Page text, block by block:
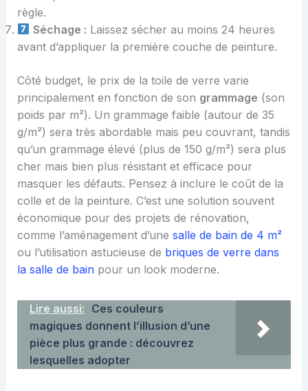
règle.
Séchage : Laissez sécher au moins 24 heures
avant d’appliquer la première couche de peinture.
Côté budget, le prix de la toile de verre varie
principalement en fonction de son grammage (son
poids par m²). Un grammage faible (autour de 35
g/m²) sera très abordable mais peu couvrant, tandis
qu’un grammage élevé (plus de 150 g/m²) sera plus
cher mais bien plus résistant et efficace pour
masquer les défauts. Pensez à inclure le coût de la
colle et de la peinture. C’est une solution souvent
économique pour des projets de rénovation,
comme l’aménagement d’une salle de bain de 4 m²
ou l’utilisation astucieuse de briques de verre dans
la salle de bainpour un look moderne.
Lire aussi: Ces couleurs
magiques donnent l’illusion d’une
pièce plus grande : découvrez
lesquelles adopter